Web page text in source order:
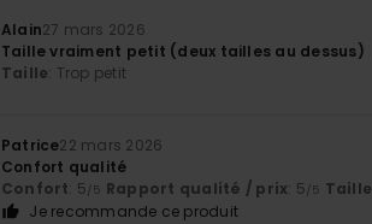
Alain27 mars 2026
Taille vraiment petit (deux tailles au dessus)
Taille: Trop petit
Patrice22 mars 2026
Confort qualité
Confort: 5/5 Rapport qualité / prix: 5/5 Taille
Je recommande ce produit